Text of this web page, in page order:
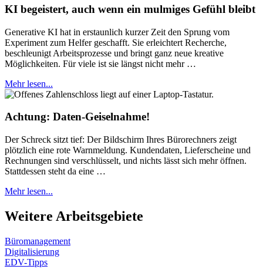
KI begeistert, auch wenn ein mulmiges Gefühl bleibt
Generative KI hat in erstaunlich kurzer Zeit den Sprung vom
Experiment zum Helfer geschafft. Sie erleichtert Recherche,
beschleunigt Arbeitsprozesse und bringt ganz neue kreative
Möglichkeiten. Für viele ist sie längst nicht mehr …
Mehr lesen...
Achtung: Daten-Geiselnahme!
Der Schreck sitzt tief: Der Bildschirm Ihres Bürorechners zeigt
plötzlich eine rote Warnmeldung. Kundendaten, Lieferscheine und
Rechnungen sind verschlüsselt, und nichts lässt sich mehr öffnen.
Stattdessen steht da eine …
Mehr lesen...
Weitere Arbeitsgebiete
Büromanagement
Digitalisierung
EDV-Tipps